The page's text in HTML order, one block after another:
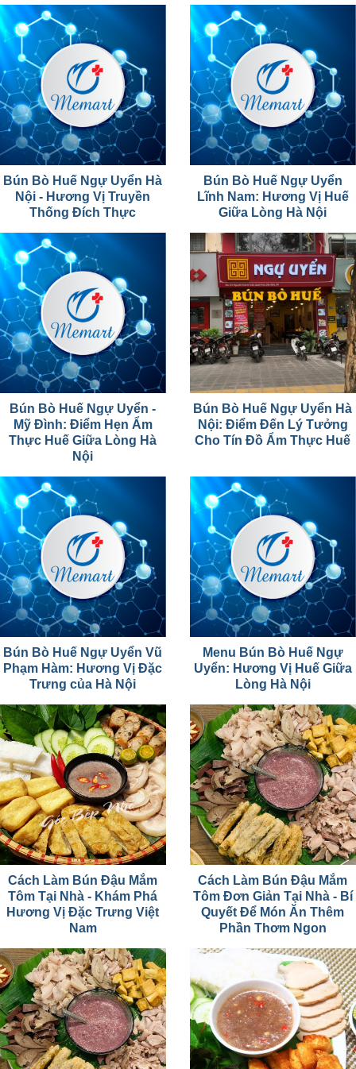
Bún Bò Huế Ngự Uyển Hà
Nội - Hương Vị Truyền
Thống Đích Thực
Bún Bò Huế Ngự Uyển
Lĩnh Nam: Hương Vị Huế
Giữa Lòng Hà Nội
Bún Bò Huế Ngự Uyển -
Mỹ Đình: Điểm Hẹn Ẩm
Thực Huế Giữa Lòng Hà
Nội
Bún Bò Huế Ngự Uyển Hà
Nội: Điểm Đến Lý Tưởng
Cho Tín Đồ Ẩm Thực Huế
Bún Bò Huế Ngự Uyển Vũ
Phạm Hàm: Hương Vị Đặc
Trưng của Hà Nội
Menu Bún Bò Huế Ngự
Uyển: Hương Vị Huế Giữa
Lòng Hà Nội
Cách Làm Bún Đậu Mắm
Tôm Tại Nhà - Khám Phá
Hương Vị Đặc Trưng Việt
Nam
Cách Làm Bún Đậu Mắm
Tôm Đơn Giản Tại Nhà - Bí
Quyết Để Món Ăn Thêm
Phần Thơm Ngon